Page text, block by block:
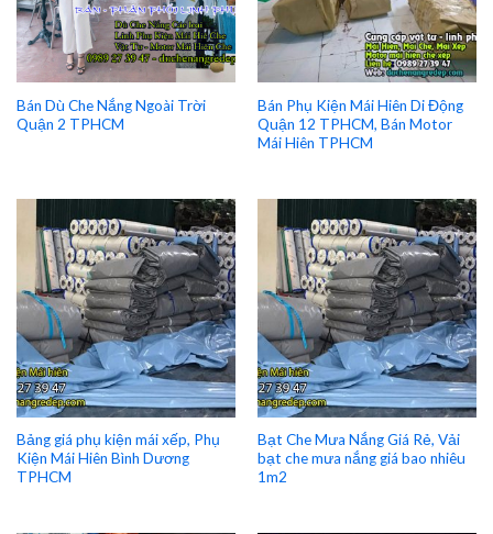
Bán Dù Che Nắng Ngoài Trời
Quận 2 TPHCM
Bán Phụ Kiện Mái Hiên Di Động
Quận 12 TPHCM, Bán Motor
Mái Hiên TPHCM
Bảng giá phụ kiện mái xếp, Phụ
Kiện Mái Hiên Bình Dương
TPHCM
Bạt Che Mưa Nắng Giá Rẻ, Vải
bạt che mưa nắng giá bao nhiêu
1m2